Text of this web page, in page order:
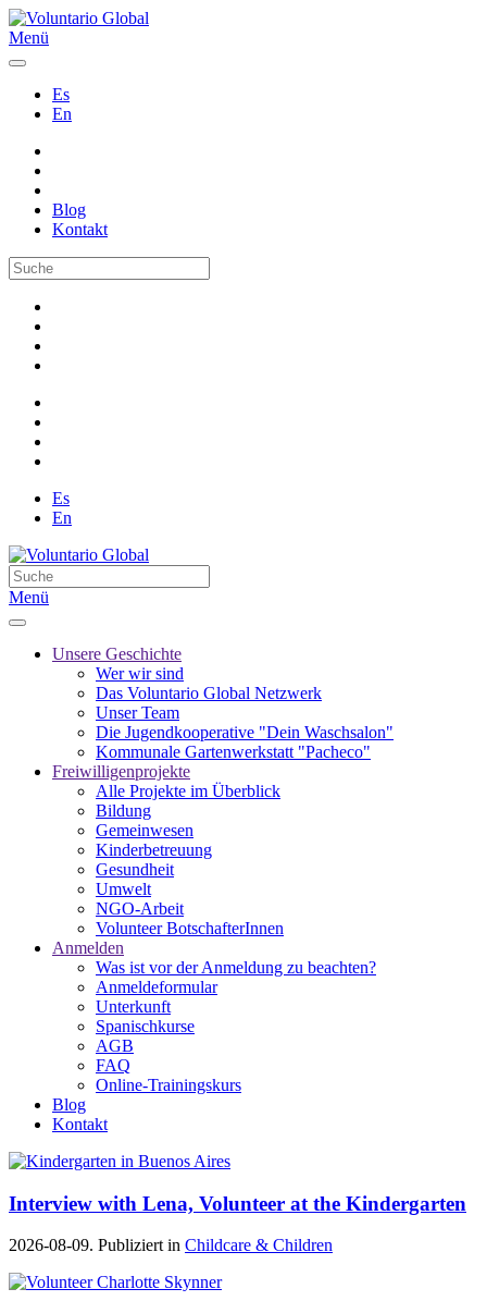
Menü
Es
En
Blog
Kontakt
Es
En
Menü
Unsere Geschichte
Wer wir sind
Das Voluntario Global Netzwerk
Unser Team
Die Jugendkooperative "Dein Waschsalon"
Kommunale Gartenwerkstatt "Pacheco"
Freiwilligenprojekte
Alle Projekte im Überblick
Bildung
Gemeinwesen
Kinderbetreuung
Gesundheit
Umwelt
NGO-Arbeit
Volunteer BotschafterInnen
Anmelden
Was ist vor der Anmeldung zu beachten?
Anmeldeformular
Unterkunft
Spanischkurse
AGB
FAQ
Online-Trainingskurs
Blog
Kontakt
Interview with Lena, Volunteer at the Kindergarten
2026-08-09. Publiziert in Childcare & Children